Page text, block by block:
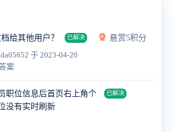
给其他用户？ 已解决
悬赏5积分
于 2023-04-20
案
职位信息后首页右上角个
没有实时刷新
已解决